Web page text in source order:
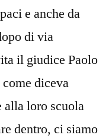
e anche da
di via
il giudice Paolo
diceva
alla loro scuola
dentro, ci siamo